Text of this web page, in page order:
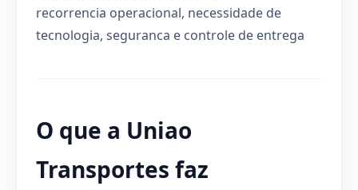
recorrencia operacional, necessidade de
tecnologia, seguranca e controle de entrega
O que a Uniao
Transportes faz